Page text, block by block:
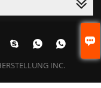

  
INC.